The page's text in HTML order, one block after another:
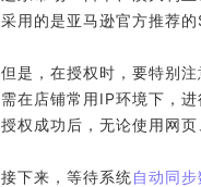
采用的是亚马逊官方推荐
但是，在授权时，要特别注
需在店铺常用IP环境下，进
授权成功后，无论使用网
接下来，等待系统自动同